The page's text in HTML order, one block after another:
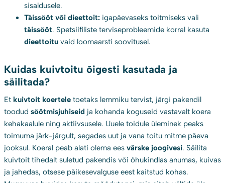
sisaldusele.
Täissööt või dieettoit: igapäevaseks toitmiseks vali
täissööt. Spetsiifiliste terviseprobleemide korral kasuta
dieettoitu vaid loomaarsti soovitusel.
Kuidas kuivtoitu õigesti kasutada ja
säilitada?
Et kuivtoit koertele toetaks lemmiku tervist, järgi pakendil
toodud söötmisjuhiseid ja kohanda koguseid vastavalt koera
kehakaalule ning aktiivsusele. Uuele toidule üleminek peaks
toimuma järk-järgult, segades uut ja vana toitu mitme päeva
jooksul. Koeral peab alati olema ees värske joogivesi. Säilita
kuivtoit tihedalt suletud pakendis või õhukindlas anumas, kuivas
ja jahedas, otsese päikesevalguse eest kaitstud kohas.